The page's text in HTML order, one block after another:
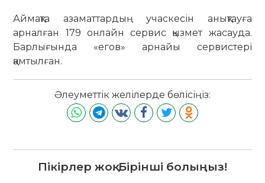
Аймақта азаматтардың учаскесін анықтауға
арналған 179 онлайн сервис қызмет жасауда.
Барлығында «егов» арнайы сервистері
қамтылған.
Әлеуметтік желілерде бөлісіңіз:
Пікірлер жоқ. Бірінші болыңыз!